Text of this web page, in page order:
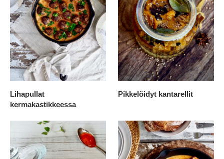
Lihapullat
kermakastikkeessa
Pikkelöidyt kantarellit